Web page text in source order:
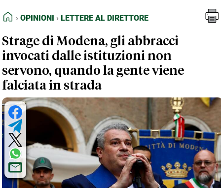
FEED RSS
NORMATIVE DEONTOLOGICHE
TERMINI e CONDIZIONI
Opinioni
Lettere al Direttore
HOME
OPINIONI LETTERE AL DIRETTORE
Strage di Modena, gli abbracci
invocati dalle istituzioni non
servono, quando la gente viene
falciata in strada